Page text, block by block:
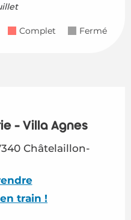
Complet Fermé
- Villa Agnes
Châtelaillon-
train !